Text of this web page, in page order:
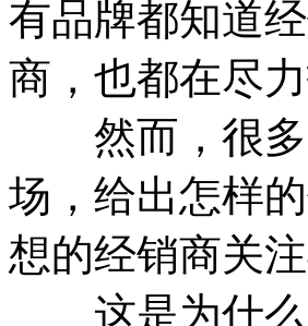
有品牌都知道
商，也都在尽力
然而，很多
场，给出怎样
想的经销商关注
这是为什么